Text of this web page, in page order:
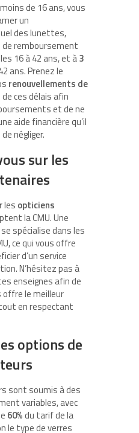
de 16 ans, vous
un
des lunettes,
de remboursement
16 à 42 ans, et à3
ans. Prenez le
renouvellements de
ces délais afin
et de ne
aide financière qu’il
négliger.
sur les
les opticiens
la CMU. Une
spécialise dans les
ce qui vous offre
d’un service
N’hésitez pas à
enseignes afin de
offre le meilleur
en respectant
options de
sont soumis à des
variables, avec
60%du tarif de la
le type de verres